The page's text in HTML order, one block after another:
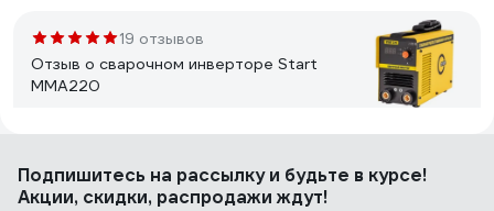
19 отзывов
Отзыв о сварочном инверторе Start
MMA220
Мне всё очень понравилось. Первый раз взял в руки
сварку. Сварил пандус, стеллажи, использовал
Подпишитесь на рассылкуи будьте в курсе!
Акции, скидки, распродажи ждут!